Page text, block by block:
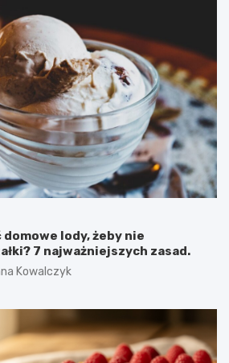
lody, żeby nie
7 najważniejszych zasad.
Kowalczyk